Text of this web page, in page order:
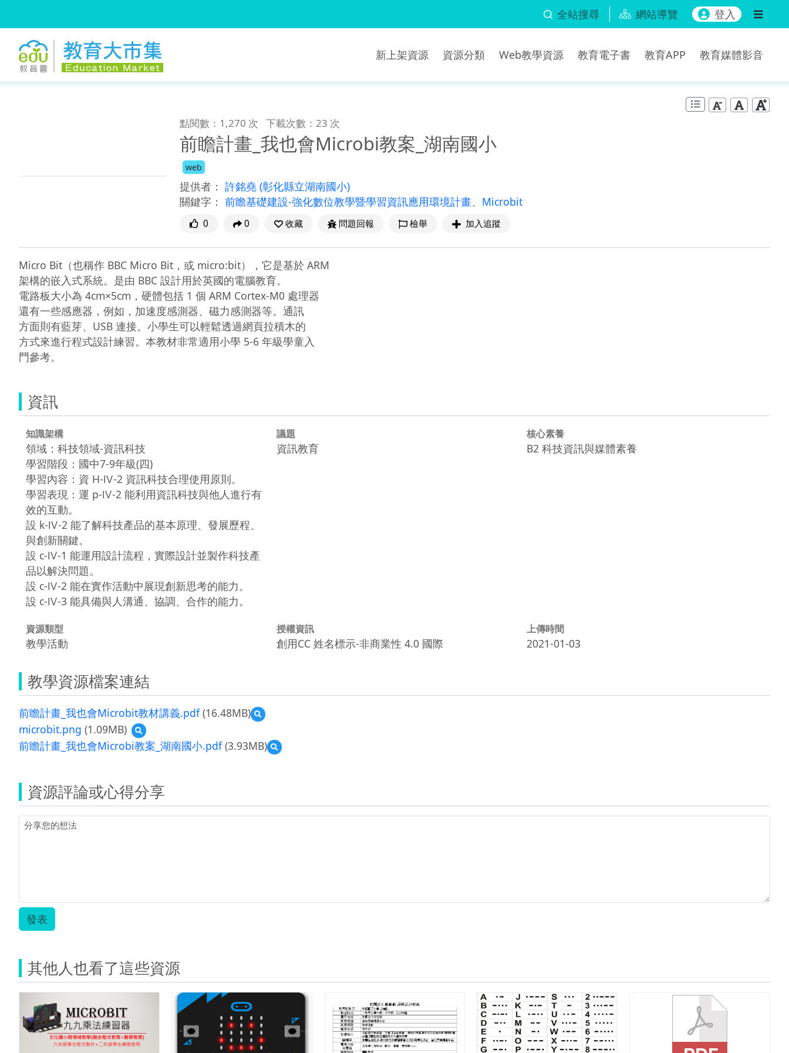
全站搜尋 網站導覽 登入
新上架資源 資源分類 Web教學資源 教育電子書 教育APP 教育媒體影音
點閱數：1,270 次 下載次數：23 次
前瞻計畫_我也會Microbi教案_湖南國小
web
提供者： 許銘堯 (彰化縣立湖南國小)
關鍵字： 前瞻基礎建設-強化數位教學暨學習資訊應用環境計畫、 Microbit
0 0 收藏 問題回報 檢舉 加入追蹤
Micro Bit（也稱作 BBC Micro Bit，或 micro:bit），它是基於 ARM
架構的嵌入式系統。是由 BBC 設計用於英國的電腦教育。
電路板大小為 4cm×5cm，硬體包括 1 個 ARM Cortex-M0 處理器
還有一些感應器，例如，加速度感測器、磁力感測器等。通訊
方面則有藍芽、USB 連接。小學生可以輕鬆透過網頁拉積木的
方式來進行程式設計練習。本教材非常適用小學 5-6 年級學童入
門參考。
資訊
知識架構
領域：科技領域-資訊科技
學習階段：國中7-9年級(四)
學習內容：資 H-Ⅳ-2 資訊科技合理使用原則。
學習表現：運 p-Ⅳ-2 能利用資訊科技與他人進行有
效的互動。
設 k-Ⅳ-2 能了解科技產品的基本原理、發展歷程、
與創新關鍵。
設 c-Ⅳ-1 能運用設計流程，實際設計並製作科技產
品以解決問題。
設 c-Ⅳ-2 能在實作活動中展現創新思考的能力。
設 c-Ⅳ-3 能具備與人溝通、協調、合作的能力。
議題
資訊教育
核心素養
B2 科技資訊與媒體素養
資源類型
教學活動
授權資訊
創用CC 姓名標示-非商業性 4.0 國際
上傳時間
2021-01-03
教學資源檔案連結
前瞻計畫_我也會Microbit教材講義.pdf(16.48MB)
預
覽
瞻
會
microbit.png (1.09MB)
預
覽
microbit.png
前瞻計畫_我也會Microbi教案_湖南國小.pdf(3.93MB)
預
覽
_
湖
資源評論或心得分享
發表
其他人也看了這些資源